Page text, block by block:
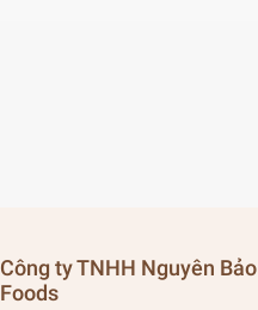
Công ty TNHH Nguyên Bảo
Foods